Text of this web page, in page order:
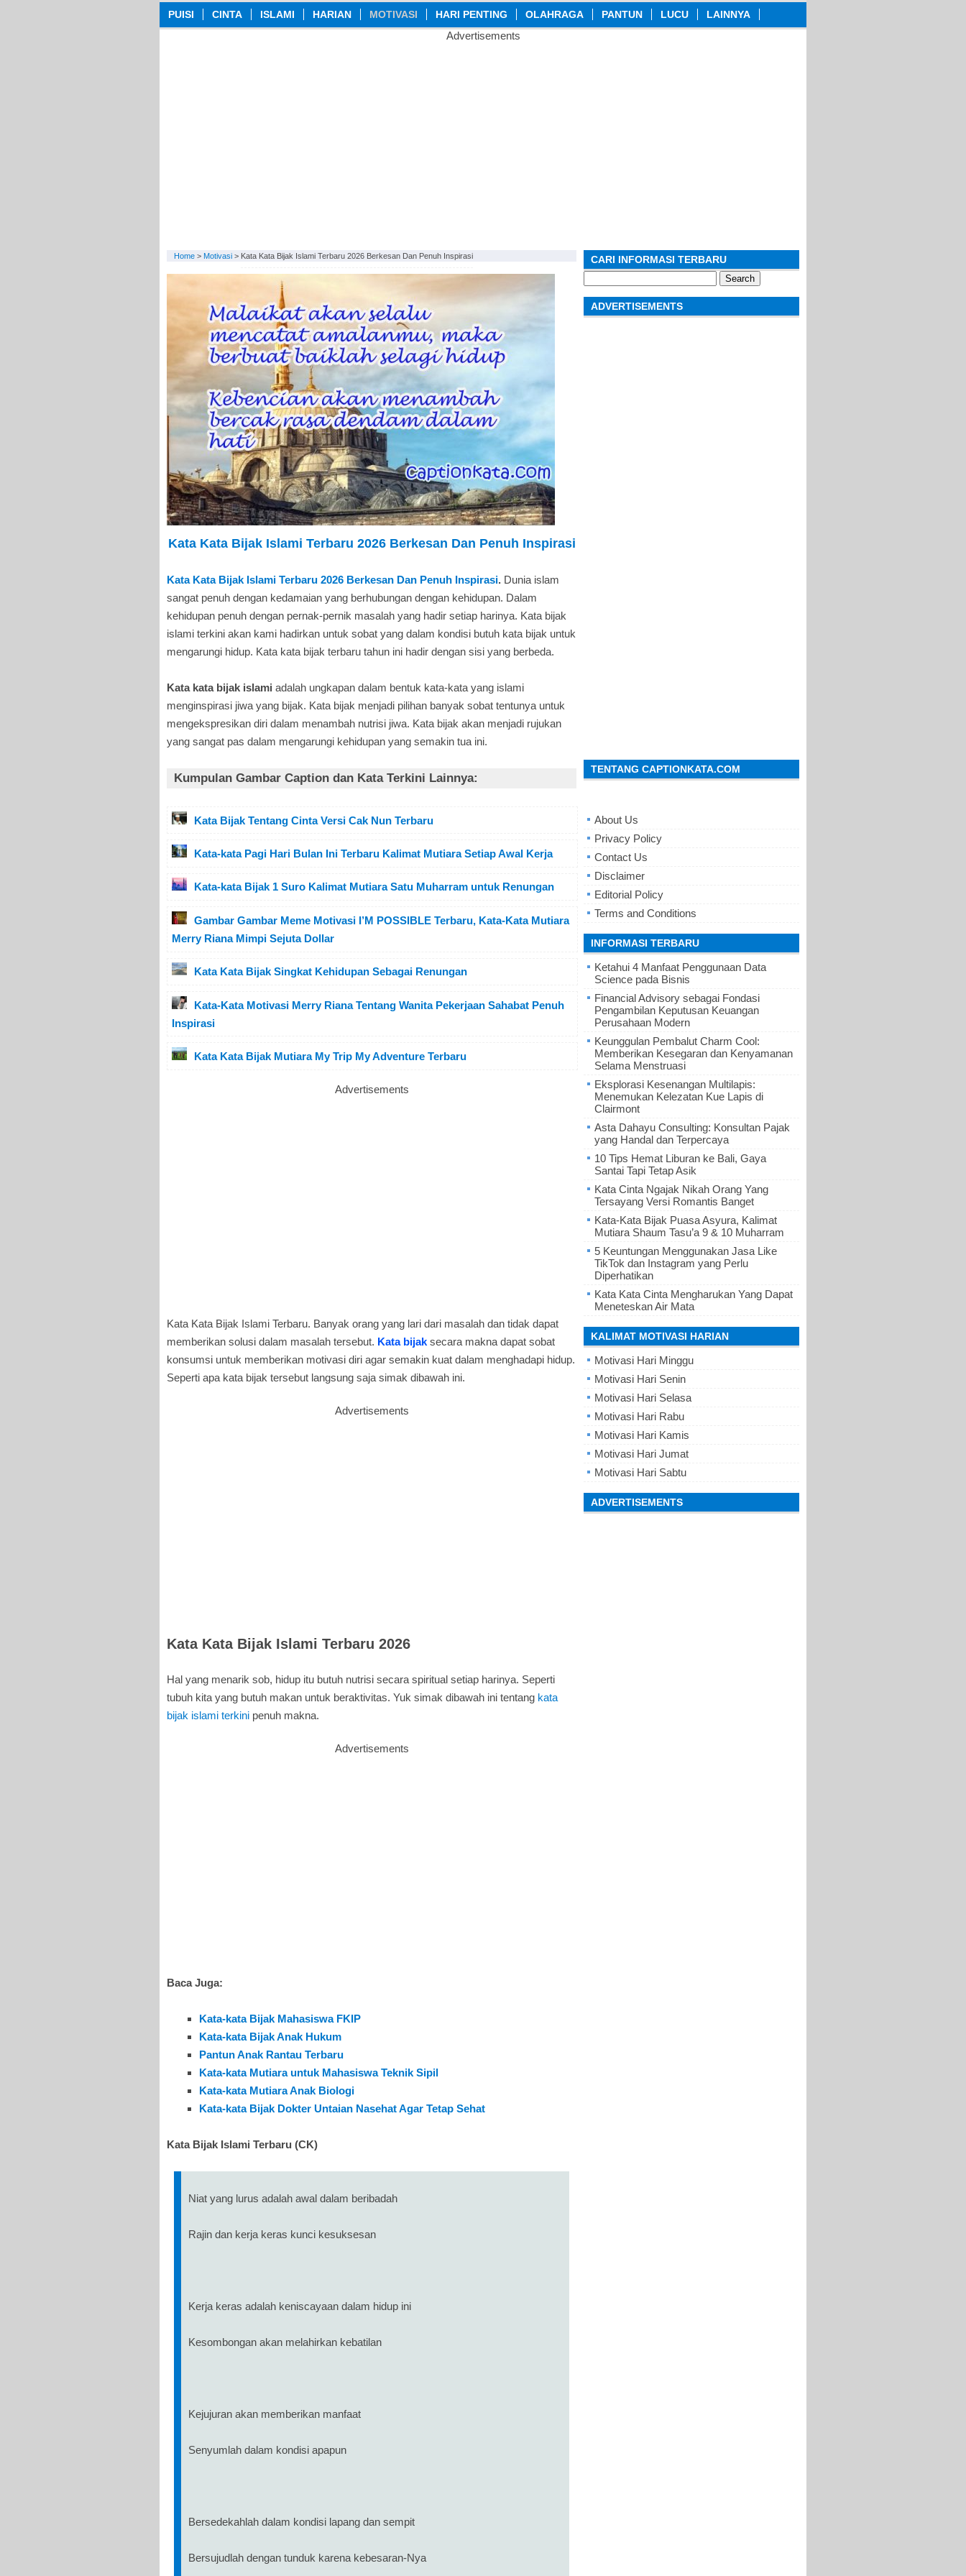
PUISI CINTA ISLAMI HARIAN MOTIVASI HARI PENTING OLAHRAGA PANTUN LUCU LAINNYA
Advertisements
Home > Motivasi > Kata Kata Bijak Islami Terbaru 2026 Berkesan Dan Penuh Inspirasi
Kata Kata Bijak Islami Terbaru 2026 Berkesan Dan Penuh Inspirasi
Kata Kata Bijak Islami Terbaru 2026 Berkesan Dan Penuh Inspirasi. Dunia islam
sangat penuh dengan kedamaian yang berhubungan dengan kehidupan. Dalam
kehidupan penuh dengan pernak-pernik masalah yang hadir setiap harinya. Kata bijak
islami terkini akan kami hadirkan untuk sobat yang dalam kondisi butuh kata bijak untuk
mengarungi hidup. Kata kata bijak terbaru tahun ini hadir dengan sisi yang berbeda.
Kata kata bijak islami adalah ungkapan dalam bentuk kata-kata yang islami
menginspirasi jiwa yang bijak. Kata bijak menjadi pilihan banyak sobat tentunya untuk
mengekspresikan diri dalam menambah nutrisi jiwa. Kata bijak akan menjadi rujukan
yang sangat pas dalam mengarungi kehidupan yang semakin tua ini.
Kumpulan Gambar Caption dan Kata Terkini Lainnya:
Kata Bijak Tentang Cinta Versi Cak Nun Terbaru
Kata-kata Pagi Hari Bulan Ini Terbaru Kalimat Mutiara Setiap Awal Kerja
Kata-kata Bijak 1 Suro Kalimat Mutiara Satu Muharram untuk Renungan
Gambar Gambar Meme Motivasi I’M POSSIBLE Terbaru, Kata-Kata Mutiara
Merry Riana Mimpi Sejuta Dollar
Kata Kata Bijak Singkat Kehidupan Sebagai Renungan
Kata-Kata Motivasi Merry Riana Tentang Wanita Pekerjaan Sahabat Penuh
Inspirasi
Kata Kata Bijak Mutiara My Trip My Adventure Terbaru
Advertisements
Kata Kata Bijak Islami Terbaru. Banyak orang yang lari dari masalah dan tidak dapat
memberikan solusi dalam masalah tersebut. Kata bijak secara makna dapat sobat
konsumsi untuk memberikan motivasi diri agar semakin kuat dalam menghadapi hidup.
Seperti apa kata bijak tersebut langsung saja simak dibawah ini.
Advertisements
Kata Kata Bijak Islami Terbaru 2026
Hal yang menarik sob, hidup itu butuh nutrisi secara spiritual setiap harinya. Seperti
tubuh kita yang butuh makan untuk beraktivitas. Yuk simak dibawah ini tentang kata
bijak islami terkini penuh makna.
Advertisements
Baca Juga:
Kata-kata Bijak Mahasiswa FKIP
Kata-kata Bijak Anak Hukum
Pantun Anak Rantau Terbaru
Kata-kata Mutiara untuk Mahasiswa Teknik Sipil
Kata-kata Mutiara Anak Biologi
Kata-kata Bijak Dokter Untaian Nasehat Agar Tetap Sehat
Kata Bijak Islami Terbaru (CK)
Niat yang lurus adalah awal dalam beribadah
Rajin dan kerja keras kunci kesuksesan
Kerja keras adalah keniscayaan dalam hidup ini
Kesombongan akan melahirkan kebatilan
Kejujuran akan memberikan manfaat
Senyumlah dalam kondisi apapun
Bersedekahlah dalam kondisi lapang dan sempit
Bersujudlah dengan tunduk karena kebesaran-Nya
CARI INFORMASI TERBARU
for:
ADVERTISEMENTS
TENTANG CAPTIONKATA.COM
About Us
Privacy Policy
Contact Us
Disclaimer
Editorial Policy
Terms and Conditions
INFORMASI TERBARU
Ketahui 4 Manfaat Penggunaan Data
Science pada Bisnis
Financial Advisory sebagai Fondasi
Pengambilan Keputusan Keuangan
Perusahaan Modern
Keunggulan Pembalut Charm Cool:
Memberikan Kesegaran dan Kenyamanan
Selama Menstruasi
Eksplorasi Kesenangan Multilapis:
Menemukan Kelezatan Kue Lapis di
Clairmont
Asta Dahayu Consulting: Konsultan Pajak
yang Handal dan Terpercaya
10 Tips Hemat Liburan ke Bali, Gaya
Santai Tapi Tetap Asik
Kata Cinta Ngajak Nikah Orang Yang
Tersayang Versi Romantis Banget
Kata-Kata Bijak Puasa Asyura, Kalimat
Mutiara Shaum Tasu’a 9 & 10 Muharram
5 Keuntungan Menggunakan Jasa Like
TikTok dan Instagram yang Perlu
Diperhatikan
Kata Kata Cinta Mengharukan Yang Dapat
Meneteskan Air Mata
KALIMAT MOTIVASI HARIAN
Motivasi Hari Minggu
Motivasi Hari Senin
Motivasi Hari Selasa
Motivasi Hari Rabu
Motivasi Hari Kamis
Motivasi Hari Jumat
Motivasi Hari Sabtu
ADVERTISEMENTS